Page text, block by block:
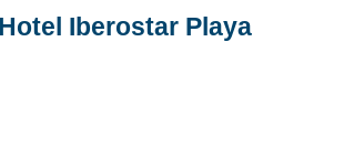
Iberostar Playa